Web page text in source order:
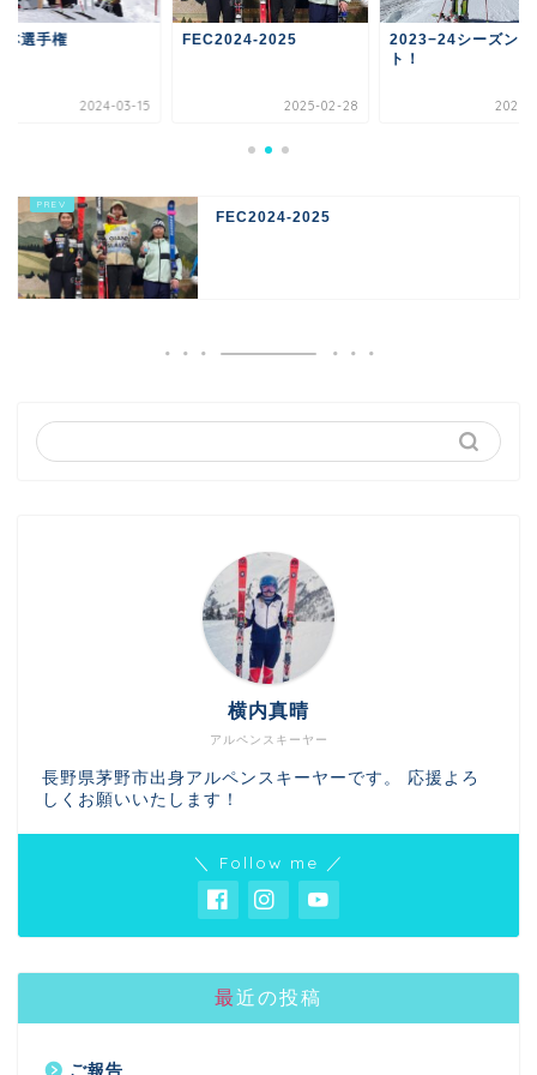
本選手権
2024-03-15
FEC2024-2025
2025-02-28
2023−24シーズンス
ト！
2023-
FEC2024-2025
アルペンスキーヤー
横内真晴
長野県茅野市出身アルペンスキーヤーです。 応援よろ
しくお願いいたします！
＼ Follow me ／
最近の投稿
ご報告